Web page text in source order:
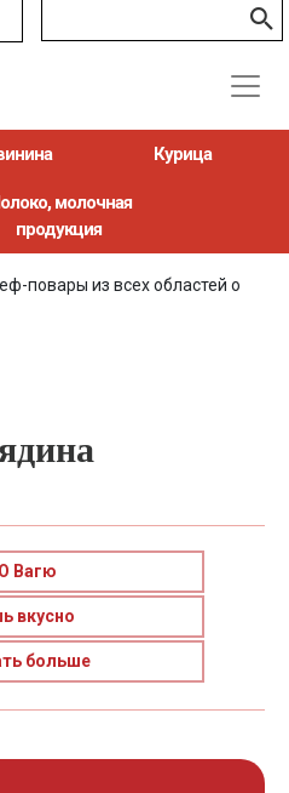
Курица
молочная
продукция
повары из всех областей о
О Вагю
вкусно
больше